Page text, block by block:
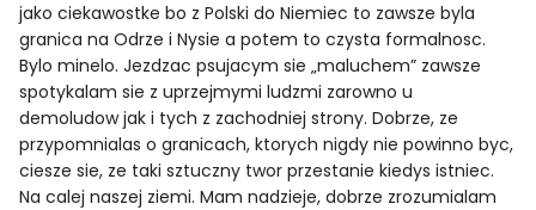
jako ciekawostke bo z Polski do Niemiec to zawsze byla
granica na Odrze i Nysie a potem to czysta formalnosc.
Bylo minelo. Jezdzac psujacym sie „maluchem” zawsze
spotykalam sie z uprzejmymi ludzmi zarowno u
demoludow jak i tych z zachodniej strony. Dobrze, ze
przypomnialas o granicach, ktorych nigdy nie powinno byc,
ciesze sie, ze taki sztuczny twor przestanie kiedys istniec.
Na calej naszej ziemi. Mam nadzieje, dobrze zrozumialam